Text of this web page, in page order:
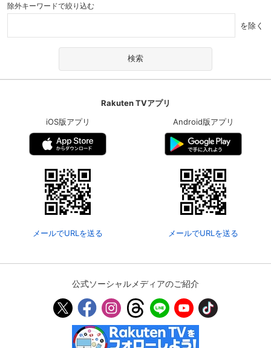
除外キーワードで絞り込む
を除く
Rakuten TVアプリ
iOS版アプリ
メールでURLを送る
Android版アプリ
メールでURLを送る
公式ソーシャルメディアのご紹介